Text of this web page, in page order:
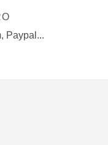
Paypal...